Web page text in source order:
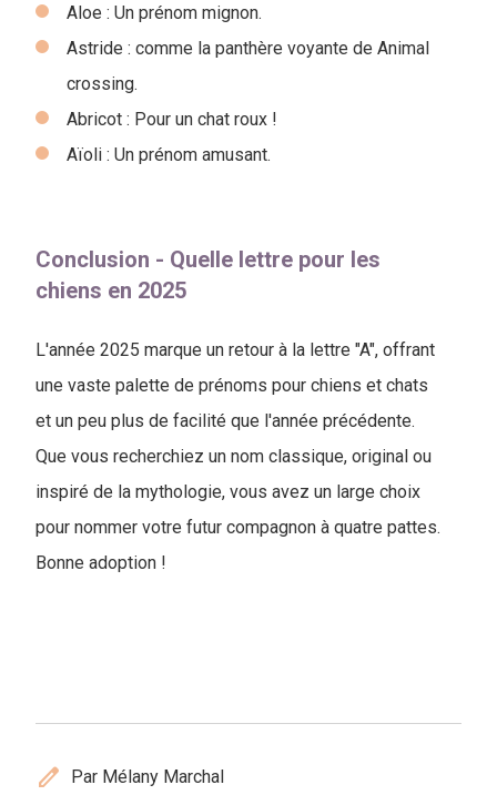
Aloe : Un prénom mignon.
Astride : comme la panthère voyante de Animal
crossing.
Abricot : Pour un chat roux !
Aïoli : Un prénom amusant.
Conclusion - Quelle lettre pour les
chiens en 2025
L'année 2025 marque un retour à la lettre "A", offrant
une vaste palette de prénoms pour chiens et chats
et un peu plus de facilité que l'année précédente.
Que vous recherchiez un nom classique, original ou
inspiré de la mythologie, vous avez un large choix
pour nommer votre futur compagnon à quatre pattes.
Bonne adoption !
edit Par Mélany Marchal